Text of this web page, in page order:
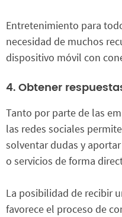
Entretenimiento para
necesidad de muchos
dispositivo móvil con
4. Obtener
Tanto por parte de las
las redes sociales
solventar dudas y
o servicios de forma
La posibilidad de recibir
favorece el proceso de